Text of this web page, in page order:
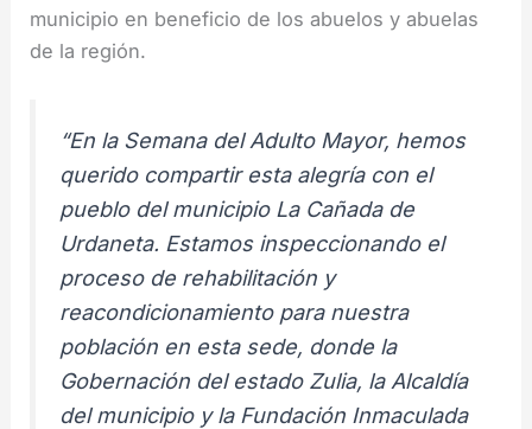
municipio en beneficio de los abuelos y abuelas
de la región.
“En la Semana del Adulto Mayor, hemos
querido compartir esta alegría con el
pueblo del municipio La Cañada de
Urdaneta. Estamos inspeccionando el
proceso de rehabilitación y
reacondicionamiento para nuestra
población en esta sede, donde la
Gobernación del estado Zulia, la Alcaldía
del municipio y la Fundación Inmaculada